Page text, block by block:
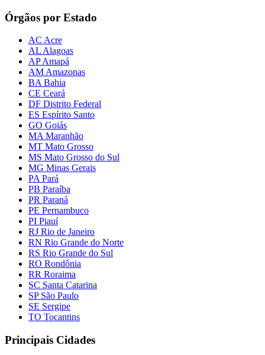
Órgãos por Estado
AC Acre
AL Alagoas
AP Amapá
AM Amazonas
BA Bahia
CE Ceará
DF Distrito Federal
ES Espírito Santo
GO Goiás
MA Maranhão
MT Mato Grosso
MS Mato Grosso do Sul
MG Minas Gerais
PA Pará
PB Paraíba
PR Paraná
PE Pernambuco
PI Piauí
RJ Rio de Janeiro
RN Rio Grande do Norte
RS Rio Grande do Sul
RO Rondônia
RR Roraima
SC Santa Catarina
SP São Paulo
SE Sergipe
TO Tocantins
Principais Cidades